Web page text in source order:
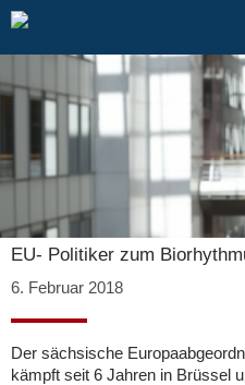
EU- Politiker zum
6. Februar 2018
Der sächsische
kämpft seit 6 Jahren in Brüssel